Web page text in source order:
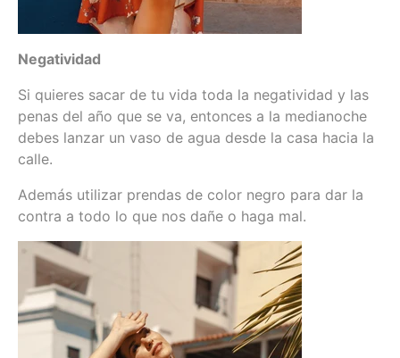
Negatividad
Si quieres sacar de tu vida toda la negatividad y las
penas del año que se va, entonces a la medianoche
debes lanzar un vaso de agua desde la casa hacia la
calle.
Además utilizar prendas de color negro para dar la
contra a todo lo que nos dañe o haga mal.